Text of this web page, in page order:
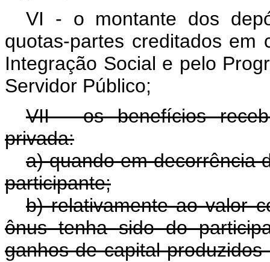
VI - o montante dos
quotas-partes creditados em
Integração Social e pelo
Servidor Público;
VII - os benefícios
privada:
a) quando em decorrência
participante;
b) relativamente ao valor
ônus tenha sido do
ganhos de capital